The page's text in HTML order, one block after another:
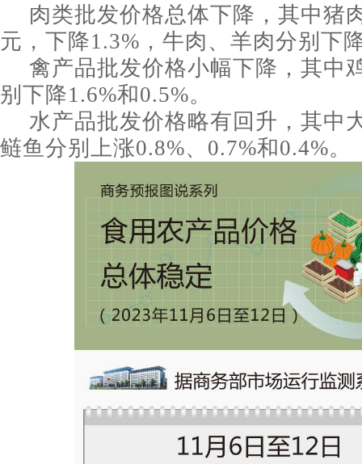
肉类批发价格总体下降，其中猪
元，下降1.3%，牛肉、羊肉分别下
禽产品批发价格小幅下降，其中
别下降1.6%和0.5%。
水产品批发价格略有回升，其中
鲢鱼分别上涨0.8%、0.7%和0.4%。